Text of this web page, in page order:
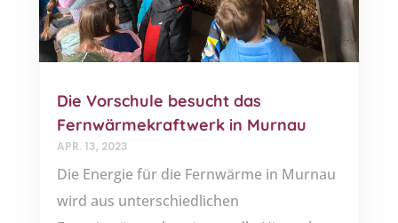
Die Vorschule besucht das
Fernwärmekraftwerk in Murnau
APR. 13, 2023
Die Energie für die Fernwärme in Murnau
wird aus unterschiedlichen